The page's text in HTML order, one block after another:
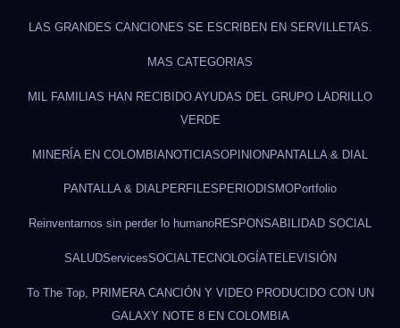
LAS GRANDES CANCIONES SE ESCRIBEN EN SERVILLETAS.
MAS CATEGORIAS
MIL FAMILIAS HAN RECIBIDO AYUDAS DEL GRUPO LADRILLO
VERDE
MINERÍA EN COLOMBIANOTICIASOPINIONPANTALLA & DIAL
PANTALLA & DIALPERFILES PERIODISMOPortfolio
Reinventarnos sin perder lo humanoRESPONSABILIDAD SOCIAL
SALUDServicesSOCIAL TECNOLOGÍATELEVISIÓN
To The Top, PRIMERA CANCIÓN Y VIDEO PRODUCIDO CON UN
GALAXY NOTE 8 EN COLOMBIA